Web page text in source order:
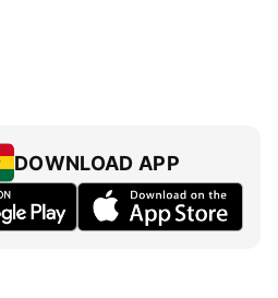
DOWNLOAD APP